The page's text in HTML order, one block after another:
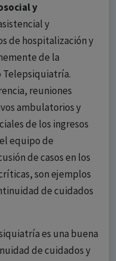
y
y
de hospitalización y
de la
Telepsiquiatría.
reuniones
ambulatorios y
de los ingresos
equipo de
de casos en los
son ejemplos
de cuidados
es una buena
de cuidados y